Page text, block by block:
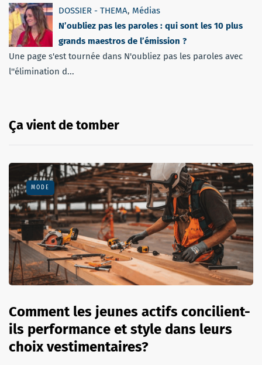
DOSSIER - THEMA, Médias
N’oubliez pas les paroles : qui sont les 10 plus
grands maestros de l’émission ?
Une page s'est tournée dans N'oubliez pas les paroles avec
l''élimination d...
Ça vient de tomber
MODE
Comment les jeunes actifs concilient-
ils performance et style dans leurs
choix vestimentaires?